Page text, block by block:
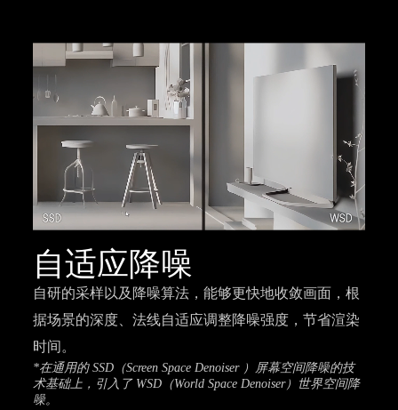
自适应降噪
自研的采样以及降噪算法，能够更快地收敛画面，根
据场景的深度、法线自适应调整降噪强度，节省渲染
时间。
*在通用的 SSD（Screen Space Denoiser ）屏幕空间降噪的技
术基础上，引入了 WSD（World Space Denoiser）世界空间降
噪。